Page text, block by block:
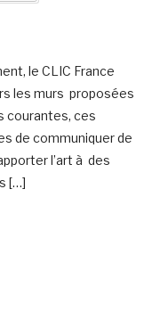
le CLIC France
les murs proposées
courantes, ces
de communiquer de
l’art à des
[…]